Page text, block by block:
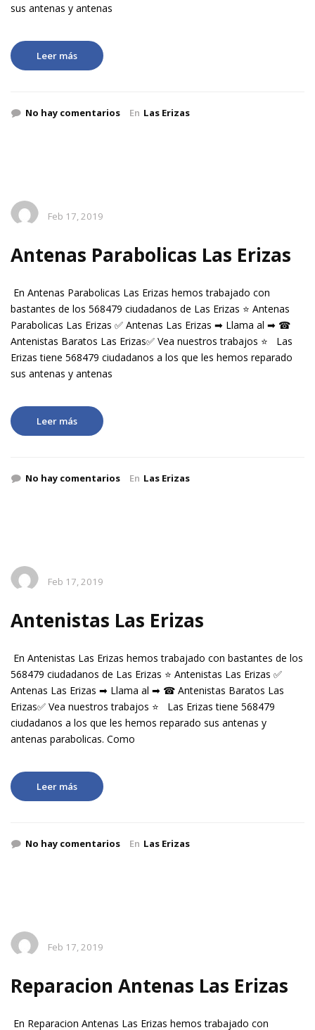
sus antenas y antenas
Leer más
No hay comentarios En Las Erizas
Feb 17, 2019
Antenas Parabolicas Las Erizas
En Antenas Parabolicas Las Erizas hemos trabajado con
bastantes de los 568479 ciudadanos de Las Erizas ⭐ Antenas
Parabolicas Las Erizas ✅ Antenas Las Erizas ➡ Llama al ➡ ☎
Antenistas Baratos Las Erizas✅ Vea nuestros trabajos ⭐ Las
Erizas tiene 568479 ciudadanos a los que les hemos reparado
sus antenas y antenas
Leer más
No hay comentarios En Las Erizas
Feb 17, 2019
Antenistas Las Erizas
En Antenistas Las Erizas hemos trabajado con bastantes de los
568479 ciudadanos de Las Erizas ⭐ Antenistas Las Erizas ✅
Antenas Las Erizas ➡ Llama al ➡ ☎ Antenistas Baratos Las
Erizas✅ Vea nuestros trabajos ⭐ Las Erizas tiene 568479
ciudadanos a los que les hemos reparado sus antenas y
antenas parabolicas. Como
Leer más
No hay comentarios En Las Erizas
Feb 17, 2019
Reparacion Antenas Las Erizas
En Reparacion Antenas Las Erizas hemos trabajado con